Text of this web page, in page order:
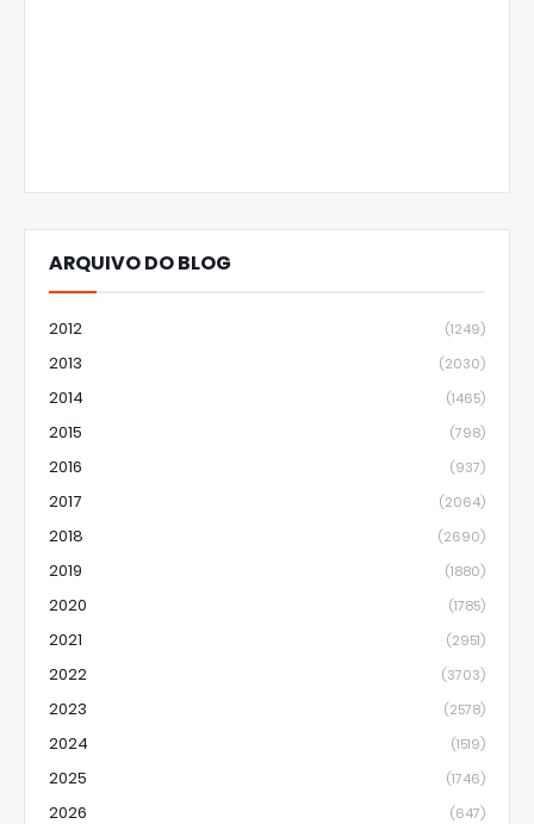
ARQUIVO DO BLOG
2012 (1249)
2013 (2030)
2014 (1465)
2015 (798)
2016 (937)
2017 (2064)
2018 (2690)
2019 (1880)
2020 (1785)
2021 (2951)
2022 (3703)
2023 (2578)
2024 (1519)
2025 (1746)
2026 (647)